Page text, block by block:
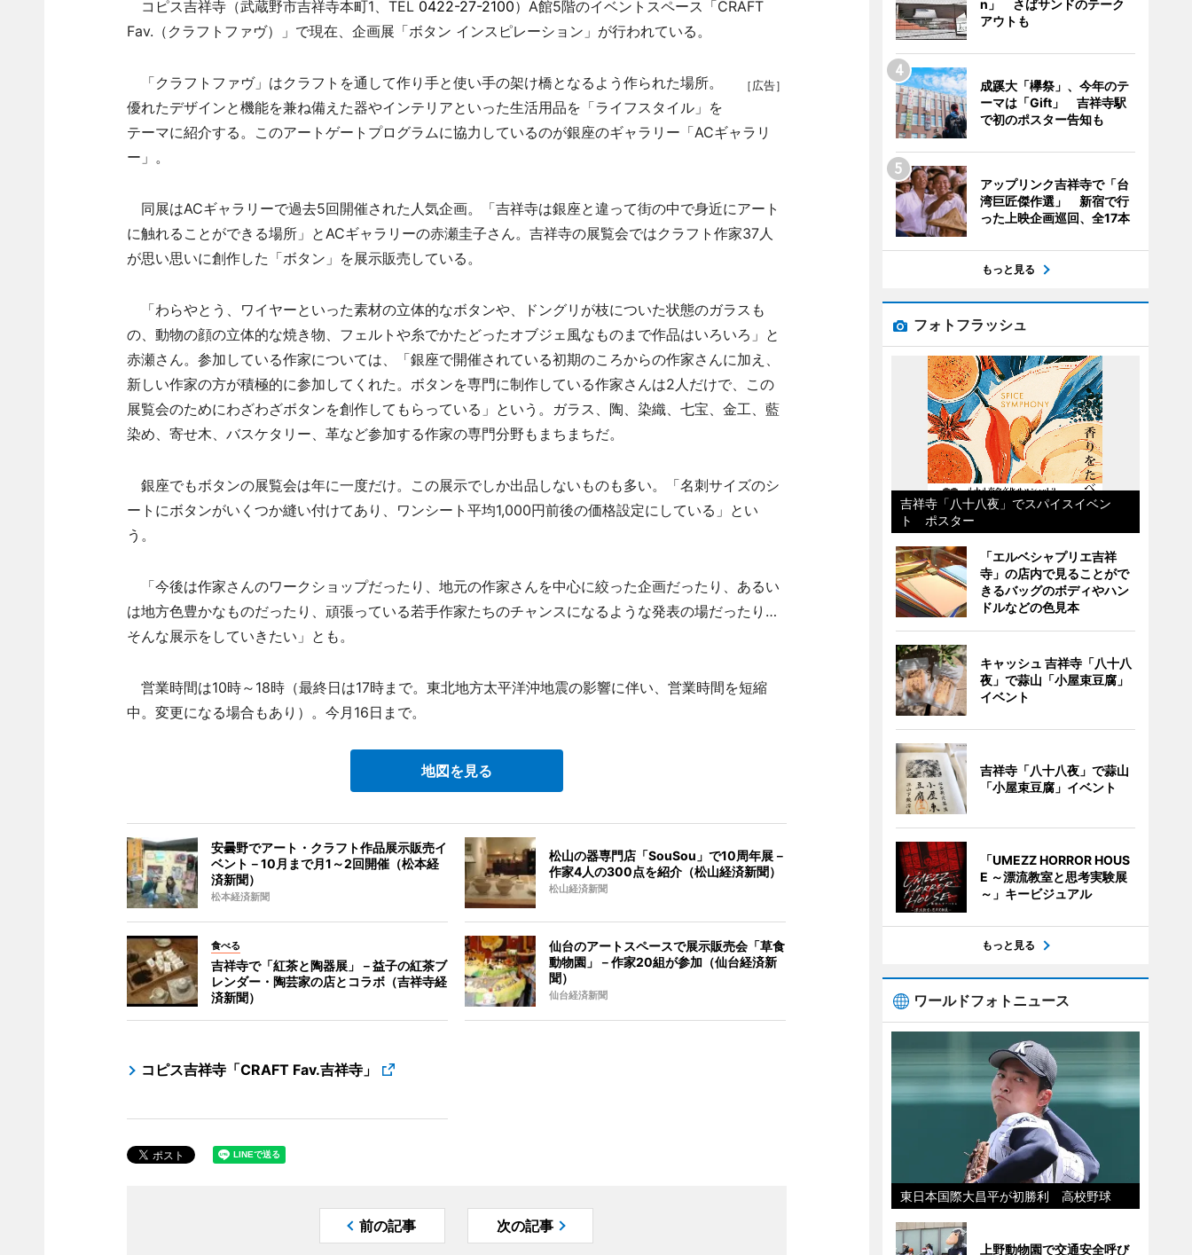
コピス吉祥寺（武蔵野市吉祥寺本町1、TEL 0422-27-2100）A館5階のイベントスペース「CRAFT
Fav.（クラフトファヴ）」で現在、企画展「ボタン インスピレーション」が行われている。
［広告］
「クラフトファヴ」はクラフトを通して作り手と使い手の架け橋となるよう作られた場所。
優れたデザインと機能を兼ね備えた器やインテリアといった生活用品を「ライフスタイル」を
テーマに紹介する。このアートゲートプログラムに協力しているのが銀座のギャラリー「ACギャラリ
ー」。
同展はACギャラリーで過去5回開催された人気企画。「吉祥寺は銀座と違って街の中で身近にアート
に触れることができる場所」とACギャラリーの赤瀬圭子さん。吉祥寺の展覧会ではクラフト作家37人
が思い思いに創作した「ボタン」を展示販売している。
「わらやとう、ワイヤーといった素材の立体的なボタンや、ドングリが枝についた状態のガラスも
の、動物の顔の立体的な焼き物、フェルトや糸でかたどったオブジェ風なものまで作品はいろいろ」と
赤瀬さん。参加している作家については、「銀座で開催されている初期のころからの作家さんに加え、
新しい作家の方が積極的に参加してくれた。ボタンを専門に制作している作家さんは2人だけで、この
展覧会のためにわざわざボタンを創作してもらっている」という。ガラス、陶、染織、七宝、金工、藍
染め、寄せ木、バスケタリー、革など参加する作家の専門分野もまちまちだ。
銀座でもボタンの展覧会は年に一度だけ。この展示でしか出品しないものも多い。「名刺サイズのシ
ートにボタンがいくつか縫い付けてあり、ワンシート平均1,000円前後の価格設定にしている」とい
う。
「今後は作家さんのワークショップだったり、地元の作家さんを中心に絞った企画だったり、あるい
は地方色豊かなものだったり、頑張っている若手作家たちのチャンスになるような発表の場だったり…
そんな展示をしていきたい」とも。
営業時間は10時～18時（最終日は17時まで。東北地方太平洋沖地震の影響に伴い、営業時間を短縮
中。変更になる場合もあり）。今月16日まで。
地図を見る
安曇野でアート・クラフト作品展示販売イ
ベント－10月まで月1～2回開催（松本経
済新聞）
松本経済新聞
松山の器専門店「SouSou」で10周年展－
作家4人の300点を紹介（松山経済新聞）
松山経済新聞
食べる
吉祥寺で「紅茶と陶器展」－益子の紅茶ブ
レンダー・陶芸家の店とコラボ（吉祥寺経
済新聞）
仙台のアートスペースで展示販売会「草食
動物園」－作家20組が参加（仙台経済新
聞）
仙台経済新聞
コピス吉祥寺「CRAFT Fav.吉祥寺」
前の記事 次の記事
n」 さばサンドのテーク
アウトも
成蹊大「欅祭」、今年のテ
ーマは「Gift」 吉祥寺駅
で初のポスター告知も
アップリンク吉祥寺で「台
湾巨匠傑作選」 新宿で行
った上映企画巡回、全17本
もっと見る
フォトフラッシュ
吉祥寺「八十八夜」でスパイスイベン
ト ポスター
「エルベシャプリエ吉祥
寺」の店内で見ることがで
きるバッグのボディやハン
ドルなどの色見本
キャッシュ 吉祥寺「八十八
夜」で蒜山「小屋束豆腐」
イベント
吉祥寺「八十八夜」で蒜山
「小屋束豆腐」イベント
「UMEZZ HORROR HOUS
E ～漂流教室と思考実験展
～」キービジュアル
もっと見る
ワールドフォトニュース
東日本国際大昌平が初勝利 高校野球
上野動物園で交通安全呼び